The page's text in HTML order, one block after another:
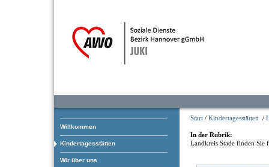
Willkommen
Kindertagesstätten
Wir über uns
Start / Kindertagesstätten /
In der Rubrik:
Landkreis Stade finden Sie